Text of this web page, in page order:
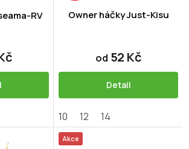
RV Owner háčky Just-Kisu
od 52 Kč
Detail
10 12 14
Akce